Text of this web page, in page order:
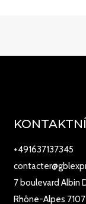
+491637137345
7 boulevard Albin
Rhône-Alpes 7107